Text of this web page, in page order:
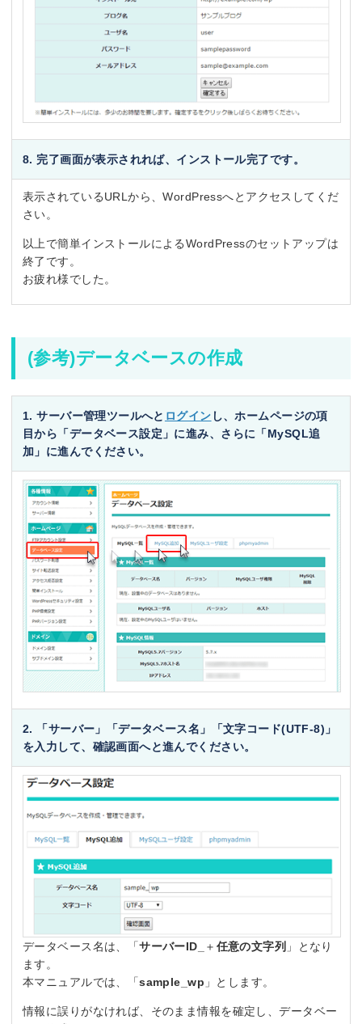
8. 完了画面が表示されれば、インストール完了です。
表示されているURLから、WordPressへとアクセスしてくだ
さい。
以上で簡単インストールによるWordPressのセットアップは
終了です。
お疲れ様でした。
(参考)データベースの作成
1. サーバー管理ツールへと ログイン し、ホームページの項
目から「データベース設定」に進み、さらに「MySQL追
加」に進んでください。
2. 「サーバー 」「データベース名 」「文字コード(UTF-8) 」
を入力して、確認画面へと進んでください。
データベース名は、「サーバーID_ ＋ 任意の文字列 」となり
ます。
本マニュアルでは、「sample_wp 」とします。
情報に誤りがなければ、そのまま情報を確定し、データベー